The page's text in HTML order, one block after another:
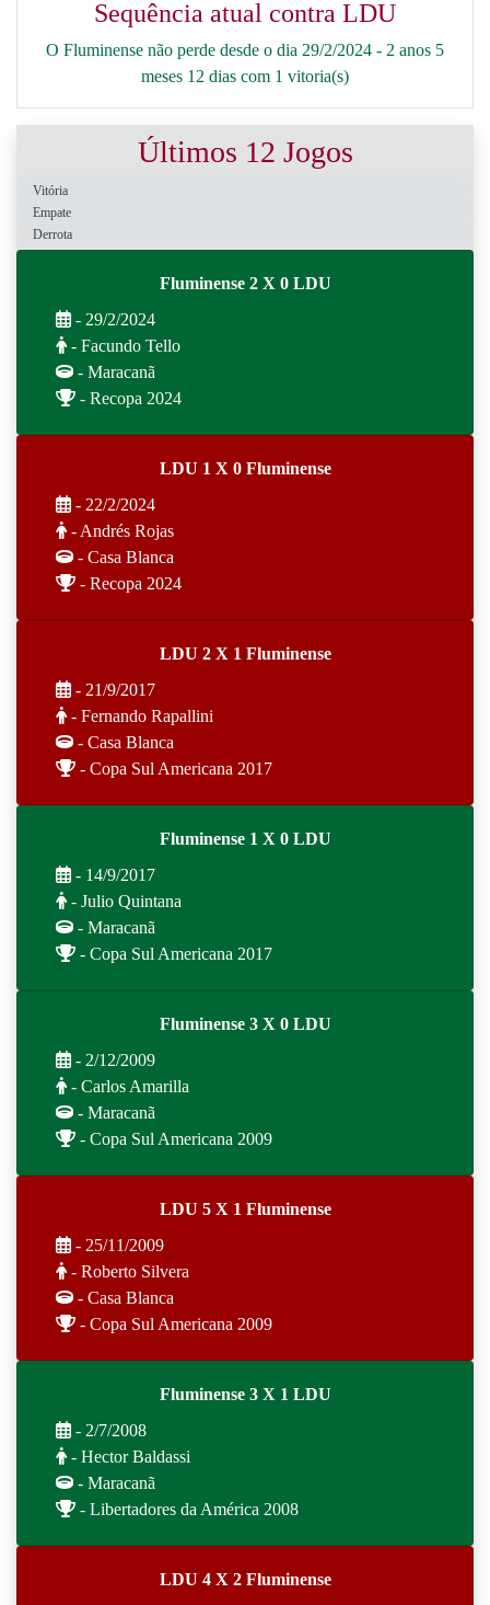
Sequência atual contra LDU
O Fluminense não perde desde o dia 29/2/2024 - 2 anos 5
meses 12 dias com 1 vitoria(s)
Últimos 12 Jogos
Vitória
Empate
Derrota
Fluminense 2 X 0 LDU
- 29/2/2024
- Facundo Tello
- Maracanã
- Recopa 2024
LDU 1 X 0 Fluminense
- 22/2/2024
- Andrés Rojas
- Casa Blanca
- Recopa 2024
LDU 2 X 1 Fluminense
- 21/9/2017
- Fernando Rapallini
- Casa Blanca
- Copa Sul Americana 2017
Fluminense 1 X 0 LDU
- 14/9/2017
- Julio Quintana
- Maracanã
- Copa Sul Americana 2017
Fluminense 3 X 0 LDU
- 2/12/2009
- Carlos Amarilla
- Maracanã
- Copa Sul Americana 2009
LDU 5 X 1 Fluminense
- 25/11/2009
- Roberto Silvera
- Casa Blanca
- Copa Sul Americana 2009
Fluminense 3 X 1 LDU
- 2/7/2008
- Hector Baldassi
- Maracanã
- Libertadores da América 2008
LDU 4 X 2 Fluminense